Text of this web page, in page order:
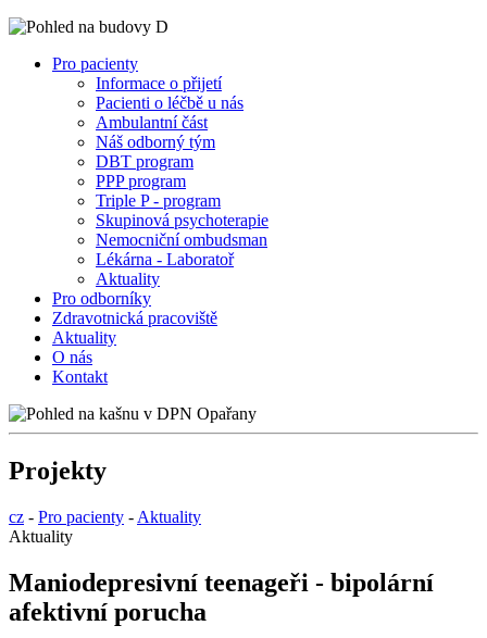
Pro pacienty
Informace o přijetí
Pacienti o léčbě u nás
Ambulantní část
Náš odborný tým
DBT program
PPP program
Triple P - program
Skupinová psychoterapie
Nemocniční ombudsman
Lékárna - Laboratoř
Aktuality
Pro odborníky
Zdravotnická pracoviště
Aktuality
O nás
Kontakt
Projekty
cz - Pro pacienty - Aktuality
Aktuality
Maniodepresivní teenageři - bipolární
afektivní porucha